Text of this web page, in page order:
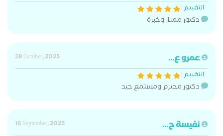
التقييم :
دكتور ممتاز وخبرة
عمرو ع...
28 October, 2025
التقييم :
دكتور محترم ومستمع جيد
نفيسة ح...
16 September, 2025